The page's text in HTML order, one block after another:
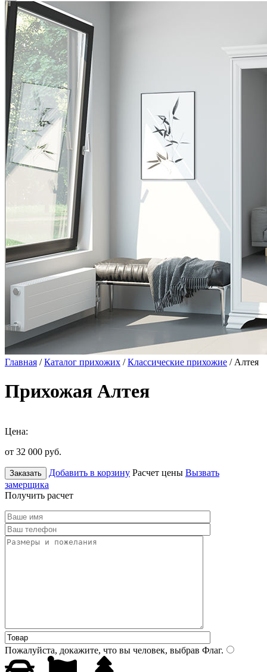
Главная /Каталог прихожих /Классические прихожие / Алтея
Прихожая Алтея
Цена:
от 32 000 руб.
Заказать Добавить в корзину Расчет цены Вызвать
замерщика
Получить расчет
Пожалуйста, докажите, что вы человек, выбрав Флаг.